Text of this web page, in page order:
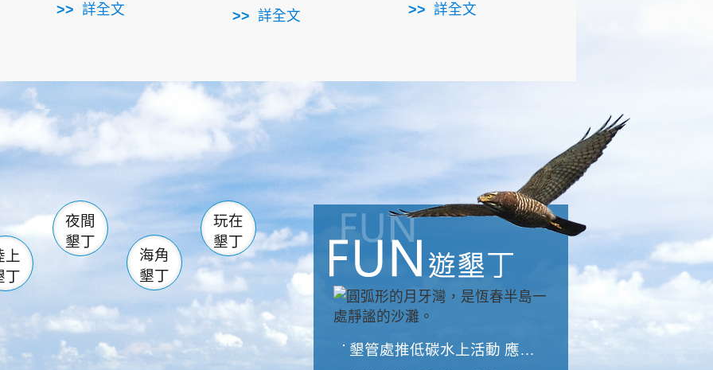
詳全文 詳全文 詳全文
南仁湖
滿州 佳樂水
森林遊樂區
墾管處遊客中心
社頂公園 風吹沙
船帆石 龍磐公園
香蕉灣 龍坑
鵝鑾鼻
上
丁
夜間
墾丁
海角
墾丁
玩在
墾丁
墾管處推低碳水上活動 應屆畢業生限額免費參加
與國家公園有約-優游潮間